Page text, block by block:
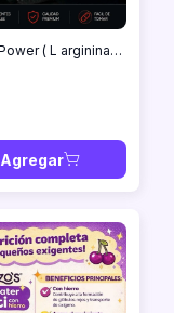
Prosta Power ( L arginina- Maca Negra- Zinc- Selenio)
Agregar